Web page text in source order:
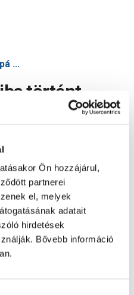
Ön hozzájárul,
partnerei
el, melyek
adatait
hirdetések
Bővebb információ
...
történt